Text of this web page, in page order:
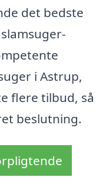
det bedste
i Astrup,
flere tilbud, så
beslutning.